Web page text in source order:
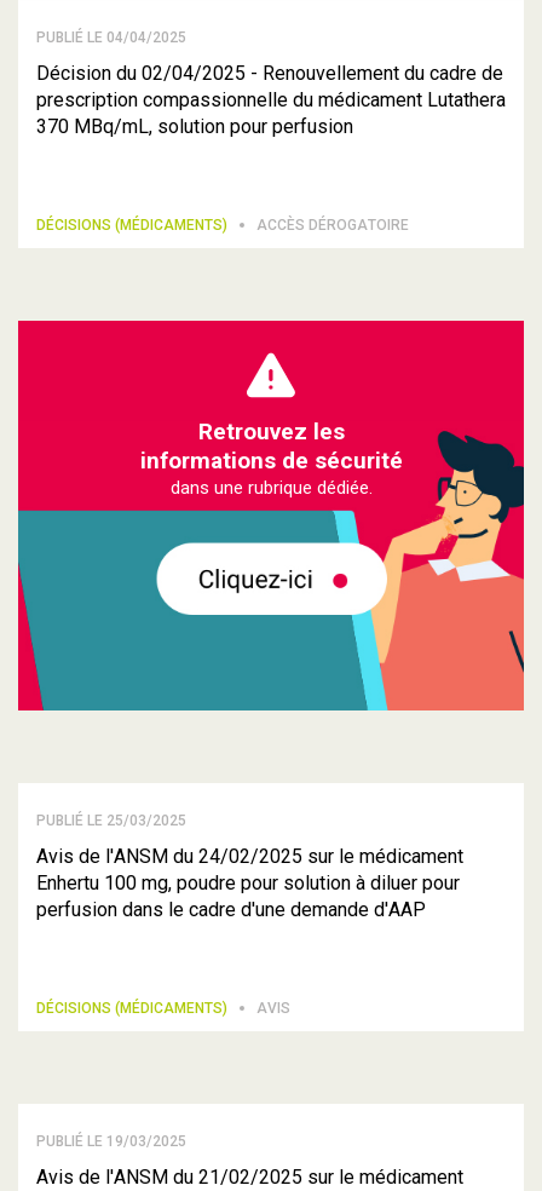
PUBLIÉ LE 04/04/2025
Décision du 02/04/2025 - Renouvellement du cadre de
prescription compassionnelle du médicament Lutathera
370 MBq/mL, solution pour perfusion
DÉCISIONS (MÉDICAMENTS) ACCÈS DÉROGATOIRE
Retrouvez les
informations de sécurité
dans une rubrique dédiée.
PUBLIÉ LE 25/03/2025
Avis de l'ANSM du 24/02/2025 sur le médicament
Enhertu 100 mg, poudre pour solution à diluer pour
perfusion dans le cadre d'une demande d'AAP
DÉCISIONS (MÉDICAMENTS) AVIS
PUBLIÉ LE 19/03/2025
Avis de l'ANSM du 21/02/2025 sur le médicament